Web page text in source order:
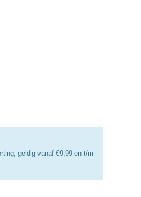
geldig vanaf €9,99 en t/m